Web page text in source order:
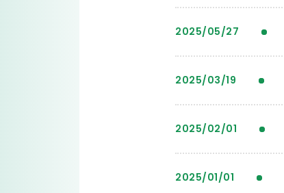
2025/05/27
2025/03/19
2025/02/01
2025/01/01